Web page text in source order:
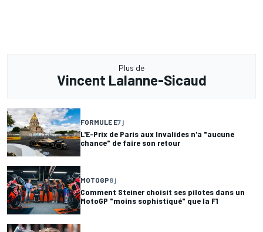
Plus de
Vincent Lalanne-Sicaud
FORMULE E7 j
L'E-Prix de Paris aux Invalides n'a "aucune
chance" de faire son retour
MOTOGP8 j
Comment Steiner choisit ses pilotes dans un
MotoGP "moins sophistiqué" que la F1